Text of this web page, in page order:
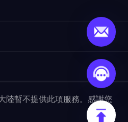
陸暫不提供此項服務。感謝您